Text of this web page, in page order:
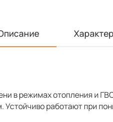
в режимах отопления и
работают при